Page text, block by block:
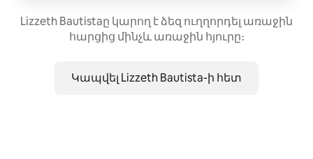
Lizzeth Bautistaը կարող է ձեզ ուղղորդել առաջին
հարցից մինչև առաջին հյուրը։
Կապվել Lizzeth Bautista-ի հետ